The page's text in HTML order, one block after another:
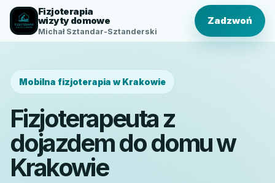
Fizjoterapia
wizyty domowe
Michał Sztandar-Sztanderski
Zadzwoń
Mobilna fizjoterapia w Krakowie
Fizjoterapeuta z
dojazdem do domu w
Krakowie